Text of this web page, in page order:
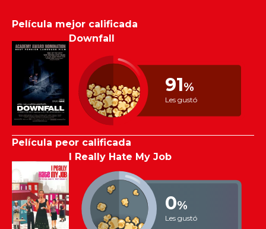
Película mejor calificada
Downfall
91%
Les gustó
Película peor calificada
I Really Hate My Job
0%
Les gustó